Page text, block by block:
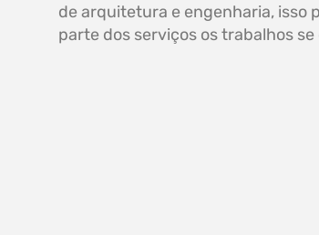
de arquitetura e engenharia, isso
parte dos serviços os trabalhos